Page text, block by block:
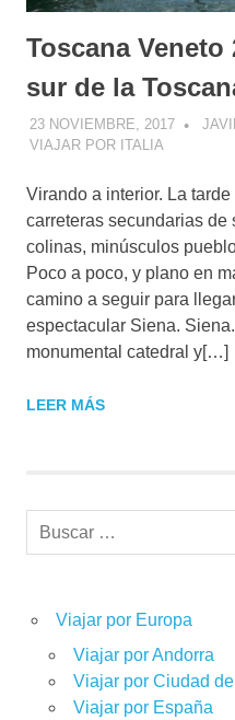
Toscana Veneto
sur de la
23 NOVIEMBRE, 2017
VIAJAR POR ITALIA
Virando a interior. La
carreteras secundarias
colinas, minúsculos
Poco a poco, y plano en
camino a seguir para
espectacular Siena.
monumental catedral y[…]
LEER MÁS
Buscar:
Viajar por Europa
Viajar por Andorra
Viajar por Ciudad
Viajar por España